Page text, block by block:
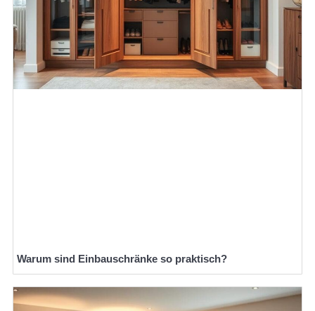
Warum sind Einbauschränke so praktisch?